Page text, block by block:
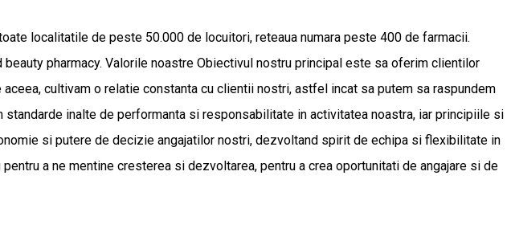
localitatile de peste 50.000 de locuitori, reteaua numara peste 400 de farmacii.
pharmacy. Valorile noastre Obiectivul nostru principal este sa oferim clientilor
cultivam o relatie constanta cu clientii nostri, astfel incat sa putem sa raspundem
inalte de performanta si responsabilitate in activitatea noastra, iar principiile si
si putere de decizie angajatilor nostri, dezvoltand spirit de echipa si flexibilitate in
a ne mentine cresterea si dezvoltarea, pentru a crea oportunitati de angajare si de